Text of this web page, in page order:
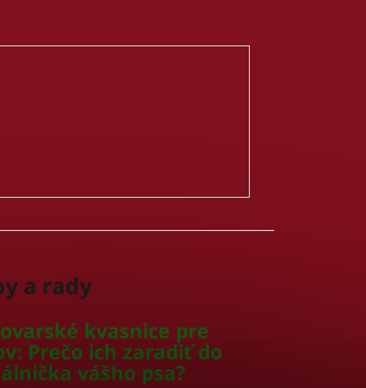
a rady
kvasnice pre
Prečo ich zaradiť do
vášho psa?